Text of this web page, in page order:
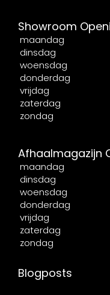
Showroom
maandag
dinsdag
woensdag
donderdag
vrijdag
zaterdag
zondag
Afhaalmagazijn
maandag
dinsdag
woensdag
donderdag
vrijdag
zaterdag
zondag
Blogposts